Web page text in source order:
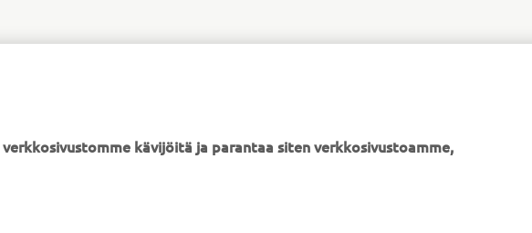
kävijöitä ja parantaa siten verkkosivustoamme,